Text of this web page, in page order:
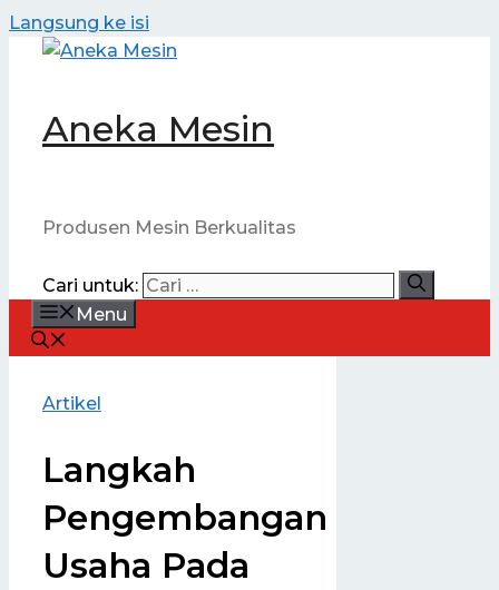
Langsung ke isi
Aneka Mesin
Produsen Mesin Berkualitas
Cari untuk:
Menu
Artikel
Langkah
Pengembangan
Usaha Pada